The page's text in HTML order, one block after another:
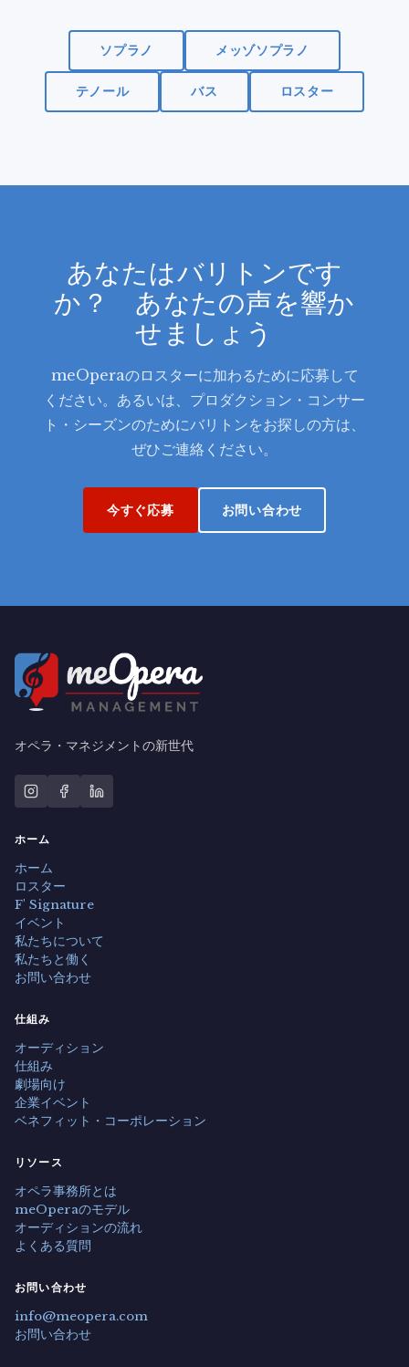
ソプラノ メッゾソプラノ
テノール バス ロスター
あなたはバリトンです
か？ あなたの声を響か
せましょう
meOperaのロスターに加わるために応募して
ください。あるいは、プロダクション・コンサー
ト・シーズンのためにバリトンをお探しの方は、
ぜひご連絡ください。
今すぐ応募 お問い合わせ
オペラ・マネジメントの新世代
ホーム
ホーム
ロスター
F' Signature
イベント
私たちについて
私たちと働く
お問い合わせ
仕組み
オーディション
仕組み
劇場向け
企業イベント
ベネフィット・コーポレーション
リソース
オペラ事務所とは
meOperaのモデル
オーディションの流れ
よくある質問
お問い合わせ
info@meopera.com
お問い合わせ